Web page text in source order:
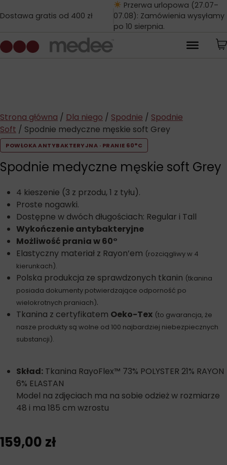
Dostawa gratis od 400 zł
Przerwa urlopowa (27.07–
07.08): Zamówienia wysyłamy
po 10 sierpnia.
Strona główna / Dla niego / Spodnie / Spodnie
Soft / Spodnie medyczne męskie soft Grey
POWŁOKA ANTYBAKTERYJNA · PRANIE 60°C
Spodnie medyczne męskie soft Grey
4 kieszenie (3 z przodu, 1 z tyłu).
Proste nogawki.
Dostępne w dwóch długościach: Regular i Tall
Wykończenie antybakteryjne
Możliwość prania w 60°
Elastyczny materiał z Rayon’em (rozciągliwy w 4
kierunkach).
Polska produkcja ze sprawdzonych tkanin (tkanina
posiada dokumenty potwierdzające odporność po
wielokrotnych praniach).
Tkanina z certyfikatem Oeko-Tex (to gwarancja, że
nasze produkty są wolne od 100 najbardziej niebezpiecznych
substancji).
Skład: Tkanina RayoFlex™ 73% POLYSTER 21% RAYON
6% ELASTAN
Model na zdjęciach ma na sobie odzież w rozmiarze
48 i ma 185 cm wzrostu
159,00 zł